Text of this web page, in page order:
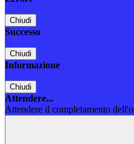
Chiudi
Successo
Chiudi
Informazione
Chiudi
Attendere...
Attendere il completamento